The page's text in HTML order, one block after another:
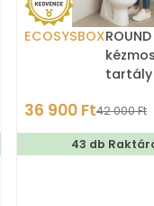
ECOSYSBOX
tartály
36 900 Ft42 000 Ft
43 db